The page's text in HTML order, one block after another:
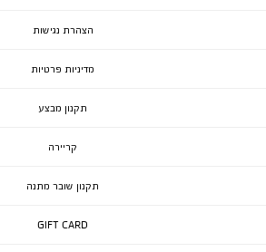
הצהרת נגישות
מדיניות פרטיות
תקנון מבצע
קריירה
תקנון שובר מתנה
GIFT CARD